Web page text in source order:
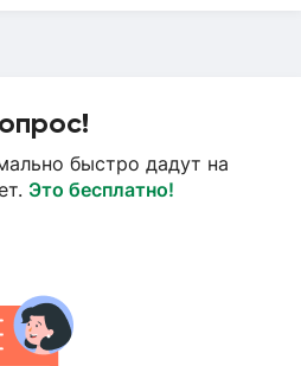
быстро дадут на
Это бесплатно!